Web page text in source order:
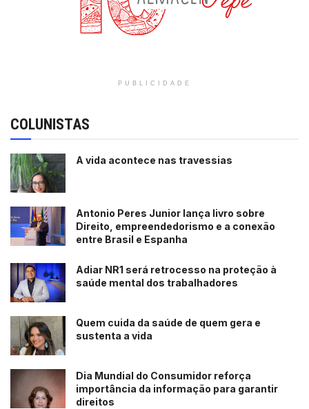
PUBLICIDADE
COLUNISTAS
A vida acontece nas travessias
Antonio Peres Junior lança livro sobre
Direito, empreendedorismo e a conexão
entre Brasil e Espanha
Adiar NR1 será retrocesso na proteção à
saúde mental dos trabalhadores
Quem cuida da saúde de quem gera e
sustenta a vida
Dia Mundial do Consumidor reforça
importância da informação para garantir
direitos